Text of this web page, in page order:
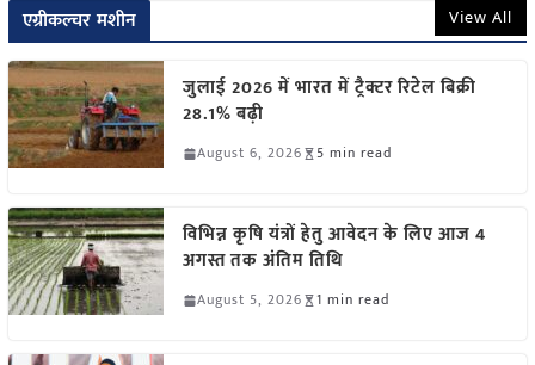
एग्रीकल्चर मशीन View All
जुलाई 2026 में भारत में ट्रैक्टर रिटेल बिक्री
28.1% बढ़ी
August 6, 2026 5 min read
विभिन्न कृषि यंत्रों हेतु आवेदन के लिए आज 4
अगस्त तक अंतिम तिथि
August 5, 2026 1 min read